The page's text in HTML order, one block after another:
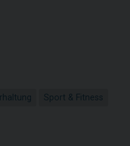
Sport & Fitness